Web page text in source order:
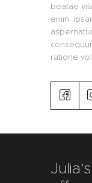
beatae
enim.
ratione